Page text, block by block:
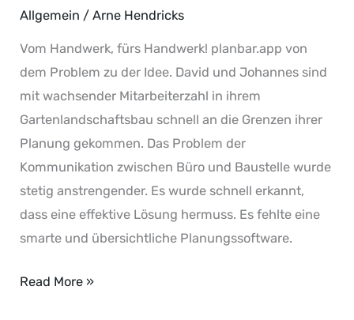
Allgemein /Arne Hendricks
Vom Handwerk, fürs Handwerk! planbar.app von
dem Problem zu der Idee. David und Johannes sind
mit wachsender Mitarbeiterzahl in ihrem
Gartenlandschaftsbau schnell an die Grenzen ihrer
Planung gekommen. Das Problem der
Kommunikation zwischen Büro und Baustelle wurde
stetig anstrengender. Es wurde schnell erkannt,
dass eine effektive Lösung hermuss. Es fehlte eine
smarte und übersichtliche Planungssoftware.
Read More »